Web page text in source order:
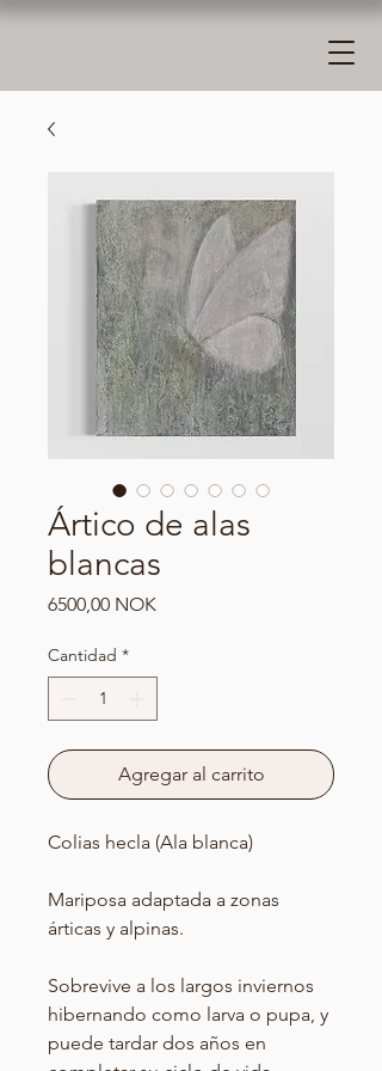
Ártico de alas
blancas
6500,00 NOKPrecio
Cantidad *
Agregar al carrito
Colias hecla (Ala blanca)
Mariposa adaptada a zonas
árticas y alpinas.
Sobrevive a los largos inviernos
hibernando como larva o pupa, y
puede tardar dos años en